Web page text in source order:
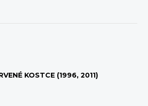
KOSTCE (1996, 2011)